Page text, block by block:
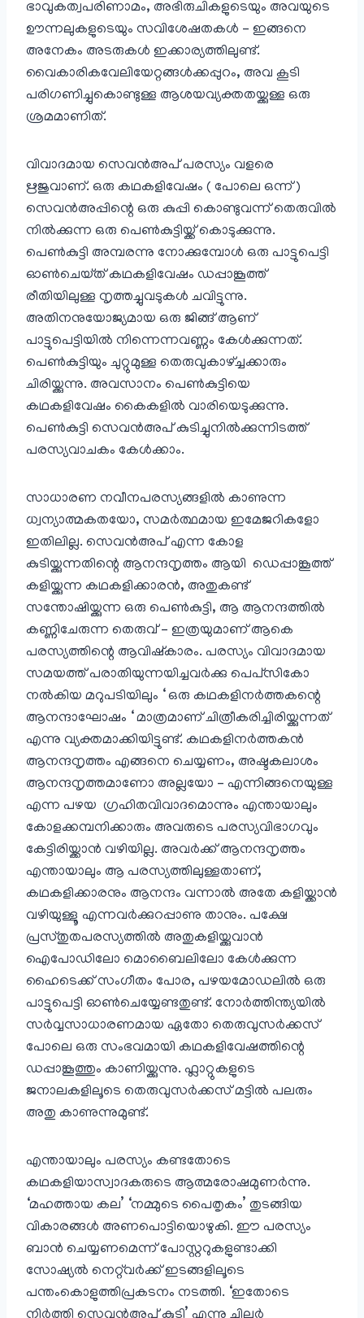
ഭാവുകത്വപരിണാമം, അഭിരുചികളുടെയും അവയുടെ
ഊന്നലുകളുടെയും സവിശേഷതകൾ – ഇങ്ങനെ
അനേകം അടരുകൾ ഇക്കാര്യത്തിലുണ്ട്.
വൈകാരികവേലിയേറ്റങ്ങൾക്കപ്പുറം, അവ കൂടി
പരിഗണിച്ചുകൊണ്ടുള്ള ആശയവ്യക്തതയ്ക്കുള്ള ഒരു
ശ്രമമാണിത്.
വിവാദമായ സെവൻ‌അപ് പരസ്യം വളരെ
ഋജുവാണ്. ഒരു കഥകളിവേഷം ( പോലെ ഒന്ന് )
സെവൻ‌അപ്പിന്റെ ഒരു കുപ്പി കൊണ്ടുവന്ന് തെരുവിൽ
നിൽക്കുന്ന ഒരു പെൺ‌കുട്ടിയ്ക്ക് കൊടുക്കുന്നു.
പെൺ‌കുട്ടി അമ്പരന്നു നോക്കുമ്പോൾ ഒരു പാട്ടുപെട്ടി
ഓൺചെയ്‌ത് കഥകളിവേഷം ഡപ്പാങ്കൂത്ത്
രീതിയിലുള്ള നൃത്തച്ചുവടുകൾ ചവിട്ടുന്നു.
അതിനനുയോജ്യമായ ഒരു ജിങ്ങ് ആണ്
പാട്ടുപെട്ടിയിൽ നിന്നെന്നവണ്ണം കേൾക്കുന്നത്.
പെൺ‌കുട്ടിയും ചുറ്റുമുള്ള തെരുവുകാഴ്ച്ചക്കാരും
ചിരിയ്ക്കുന്നു. അവസാനം പെൺ‌കുട്ടിയെ
കഥകളിവേഷം കൈകളിൽ വാരിയെടുക്കുന്നു.
പെൺ‌കുട്ടി സെവൻ‌അപ് കുടിച്ചുനിൽക്കുന്നിടത്ത്
പരസ്യവാചകം കേൾക്കാം.
സാധാരണ നവീനപരസ്യങ്ങളിൽ കാണുന്ന
ധ്വന്യാത്മകതയോ, സമർത്ഥമായ ഇമേജറികളോ
ഇതിലില്ല. സെവൻ‌അപ് എന്ന കോള
കുടിയ്ക്കുന്നതിന്റെ ആനന്ദനൃത്തം ആയി ഡെപ്പാങ്കൂത്ത്
കളിയ്ക്കുന്ന കഥകളിക്കാരൻ, അതുകണ്ട്
സന്തോഷിയ്ക്കുന്ന ഒരു പെൺ‌കുട്ടി, ആ ആനന്ദത്തിൽ
കണ്ണിചേരുന്ന തെരുവ് – ഇത്രയുമാണ് ആകെ
പരസ്യത്തിന്റെ ആവിഷ്കാരം. പരസ്യം വിവാദമായ
സമയത്ത് പരാതിയുന്നയിച്ചവർക്കു പെപ്‌സി‌കോ
നൽകിയ മറുപടിയിലും ‘ ഒരു കഥകളിനർത്തകന്റെ
ആനന്ദാഘോഷം ‘ മാത്രമാണ് ചിത്രീകരിച്ചിരിയ്ക്കുന്നത്
എന്നു വ്യക്തമാക്കിയിട്ടുണ്ട്. കഥകളിനർത്തകൻ
ആനന്ദനൃത്തം എങ്ങനെ ചെയ്യണം, അഷ്ടകലാശം
ആനന്ദനൃത്തമാണോ അല്ലയോ – എന്നിങ്ങനെയുള്ള
എന്ന പഴയ ഗ്രഹിതവിവാദമൊന്നും എന്തായാലും
കോളക്കമ്പനിക്കാരും അവരുടെ പരസ്യവിഭാഗവും
കേട്ടിരിയ്ക്കാൻ വഴിയില്ല. അവർക്ക് ആനന്ദനൃത്തം
എന്തായാലും ആ പരസ്യത്തിലുള്ളതാണ്,
കഥകളിക്കാരനും ആനന്ദം വന്നാൽ അതേ കളിയ്ക്കാൻ
വഴിയുള്ളൂ എന്നവർക്കുറപ്പാണു താനും. പക്ഷേ
പ്രസ്തുതപരസ്യത്തിൽ അതുകളിയ്ക്കുവാൻ
ഐപോഡിലോ മൊബൈലിലോ കേൾക്കുന്ന
ഹൈടെക്ക് സംഗീതം പോര, പഴയമോഡലിൽ ഒരു
പാട്ടുപെട്ടി ഓൺ‌ചെയ്യേണ്ടതുണ്ട്. നോർത്തിന്ത്യയിൽ
സർവ്വസാധാരണമായ ഏതോ തെരുവുസർക്കസ്
പോലെ ഒരു സംഭവമായി കഥകളിവേഷത്തിന്റെ
ഡപ്പാങ്കൂത്തും കാണിയ്ക്കുന്നു. ഫ്ലാറ്റുകളുടെ
ജനാലകളിലൂടെ തെരുവുസർക്കസ് മട്ടിൽ പലരും
അതു കാണുന്നുമുണ്ട്.
എന്തായാലും പരസ്യം കണ്ടതോടെ
കഥകളിയാസ്വാദകരുടെ ആത്മരോഷമുണർന്നു.
‘മഹത്തായ കല’ ‘നമ്മുടെ പൈതൃകം’ തുടങ്ങിയ
വികാരങ്ങൾ അണപൊട്ടിയൊഴുകി. ഈ പരസ്യം
ബാൻ ചെയ്യണമെന്ന് പോസ്റ്ററുകളുണ്ടാക്കി
സോഷ്യൽ നെറ്റ്‌വർക്ക് ഇടങ്ങളിലൂടെ
പന്തം‌കൊളുത്തിപ്രകടനം നടത്തി. ‘ഇതോടെ